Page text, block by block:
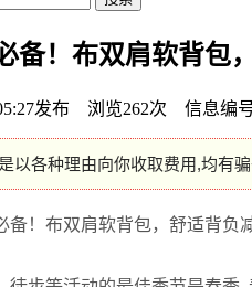
备！布双肩软背包
发布 浏览262次 信息编
以各种理由向你收取费用,均有
备！布双肩软背包，舒适背负